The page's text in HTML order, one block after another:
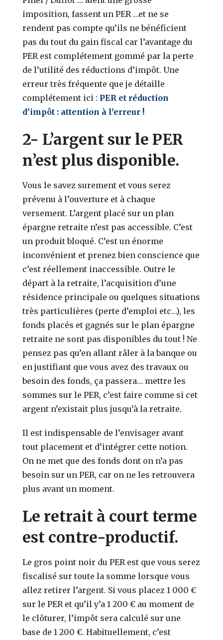
imposition, fassent un PER …et ne se
rendent pas compte qu’ils ne bénéficient
pas du tout du gain fiscal car l’avantage du
PER est complétement gommé par la perte
de l’utilité des réductions d’impôt. Une
erreur très fréquente que je détaille
complétement ici : PER et réduction
d’impôt : attention à l’erreur !
2- L’argent sur le PER
n’est plus disponible.
Vous le savez surement et vous serez
prévenu à l’ouverture et à chaque
versement. L’argent placé sur un plan
épargne retraite n’est pas accessible. C’est
un produit bloqué. C’est un énorme
inconvénient et prenez bien conscience que
c’est réellement inaccessible. Outre le
départ à la retraite, l’acquisition d’une
résidence principale ou quelques situations
très particulières (perte d’emploi etc…), les
fonds placés et gagnés sur le plan épargne
retraite ne sont pas disponibles du tout ! Ne
pensez pas qu’en allant râler à la banque ou
en justifiant que vous avez des travaux ou
besoin des fonds, ça passera… mettre les
sommes sur le PER, c’est faire comme si cet
argent n’existait plus jusqu’à la retraite.
Il est indispensable de l’envisager avant
tout placement et d’intégrer cette notion.
On ne met que des fonds dont on n’a pas
besoin sur un PER, car on ne les retrouvera
plus avant un moment.
Le retrait à court terme
est contre-productif.
Le gros point noir du PER est que vous serez
fiscalisé sur toute la somme lorsque vous
allez retirer l’argent. Si vous placez 1 000 €
sur le PER et qu’il y’a 1 200 € au moment de
le clôturer, l’impôt sera calculé sur une
base de 1 200 €. Habituellement, c’est